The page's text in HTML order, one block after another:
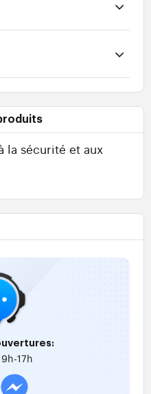
la sécurité et aux
17h